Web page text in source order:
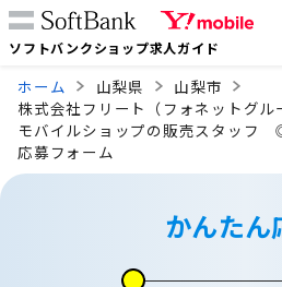
ソフトバンクショップ求人ガイド
ホーム 山梨県
山梨市
株式会社フリート（フォネットグル
モバイルショップの販売スタッフ
応募フォーム
かんたん